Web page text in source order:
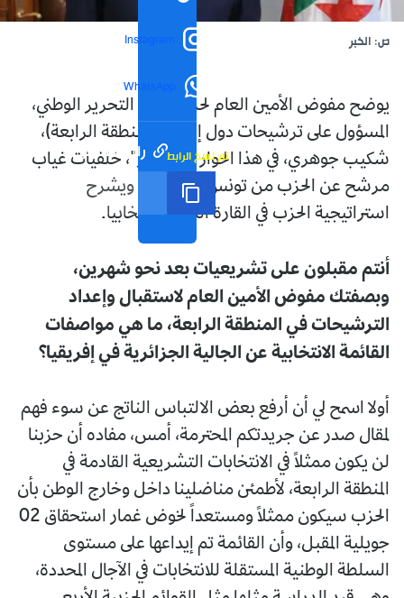
Instagram
WhatsApp
رابط مختصر تم نسخ الرابط
ص: الخبر
يوضح مفوض الأمين العام لحزب جبهة التحرير الوطني،
المسؤول على ترشيحات دول إفريقيا (المنطقة الرابعة)،
شكيب جوهري، في هذا الحوار مع "الخبر"، خلفيات غياب
مرشح عن الحزب من تونس لأول مرة، ويشرح
استراتيجية الحزب في القارة السمراء انتخابيا.
أنتم مقبلون على تشريعيات بعد نحو شهرين،
وبصفتك مفوض الأمين العام لاستقبال وإعداد
الترشيحات في المنطقة الرابعة، ما هي مواصفات
القائمة الانتخابية عن الجالية الجزائرية في إفريقيا؟
أولا اسمح لي أن أرفع بعض الالتباس الناتج عن سوء فهم
لمقال صدر عن جريدتكم المحترمة، أمس، مفاده أن حزبنا
لن يكون ممثلاً في الانتخابات التشريعية القادمة في
المنطقة الرابعة، لأطمئن مناضلينا داخل وخارج الوطن بأن
الحزب سيكون ممثلاً ومستعداً لخوض غمار استحقاق 02
جويلية المقبل، وأن القائمة تم إيداعها على مستوى
السلطة الوطنية المستقلة للانتخابات في الآجال المحددة،